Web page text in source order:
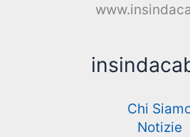
Chi
Notizie